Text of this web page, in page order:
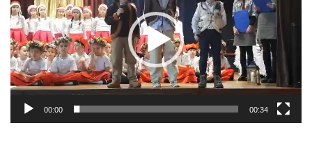
00:00 00:34